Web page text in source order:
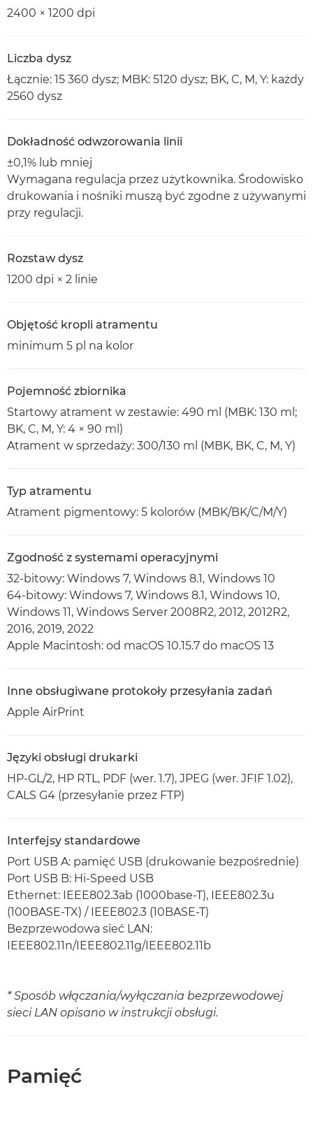
2400 × 1200 dpi
Liczba dysz
Łącznie: 15 360 dysz; MBK: 5120 dysz; BK, C, M, Y: każdy
2560 dysz
Dokładność odwzorowania linii
±0,1% lub mniej
Wymagana regulacja przez użytkownika. Środowisko
drukowania i nośniki muszą być zgodne z używanymi
przy regulacji.
Rozstaw dysz
1200 dpi × 2 linie
Objętość kropli atramentu
minimum 5 pl na kolor
Pojemność zbiornika
Startowy atrament w zestawie: 490 ml (MBK: 130 ml;
BK, C, M, Y: 4 × 90 ml)
Atrament w sprzedaży: 300/130 ml (MBK, BK, C, M, Y)
Typ atramentu
Atrament pigmentowy: 5 kolorów (MBK/BK/C/M/Y)
Zgodność z systemami operacyjnymi
32-bitowy: Windows 7, Windows 8.1, Windows 10
64-bitowy: Windows 7, Windows 8.1, Windows 10,
Windows 11, Windows Server 2008R2, 2012, 2012R2,
2016, 2019, 2022
Apple Macintosh: od macOS 10.15.7 do macOS 13
Inne obsługiwane protokoły przesyłania zadań
Apple AirPrint
Języki obsługi drukarki
HP-GL/2, HP RTL, PDF (wer. 1.7), JPEG (wer. JFIF 1.02),
CALS G4 (przesyłanie przez FTP)
Interfejsy standardowe
Port USB A: pamięć USB (drukowanie bezpośrednie)
Port USB B: Hi-Speed USB
Ethernet: IEEE802.3ab (1000base-T), IEEE802.3u
(100BASE-TX) / IEEE802.3 (10BASE-T)
Bezprzewodowa sieć LAN:
IEEE802.11n/IEEE802.11g/IEEE802.11b
* Sposób włączania/wyłączania bezprzewodowej
sieci LAN opisano w instrukcji obsługi.
Pamięć